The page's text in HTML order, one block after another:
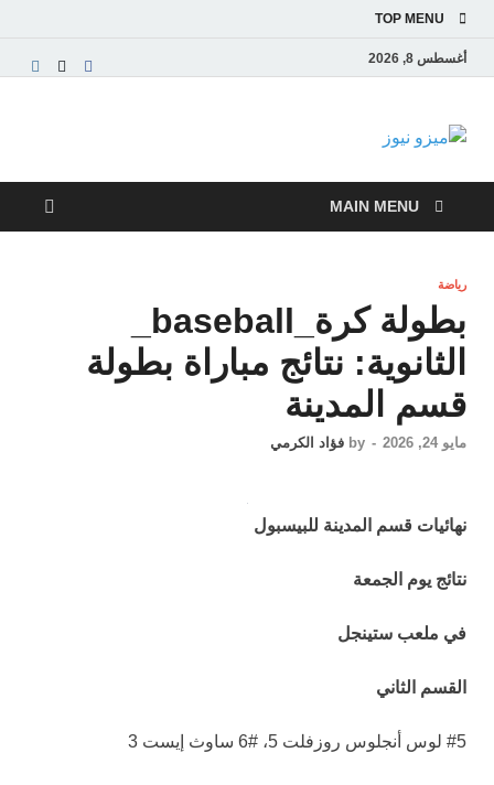
TOP MENU
أغسطس 8, 2026
ميزو نيوز
والاقتصادية
MAIN MENU
رياضة
الثانوية: نتائج مباراة بطولة
قسم المدينة
مايو 24, 2026 -
by فؤاد الكرمي
نهائيات قسم المدينة للبيسبول
نتائج يوم الجمعة
في ملعب ستينجل
القسم الثاني
#5 لوس أنجلوس روزفلت 5، #6 ساوث إيست 3